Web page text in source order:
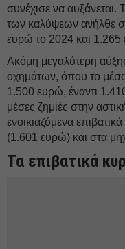
συνέχισε να
των καλύψεων ανήλθε
ευρώ το 2024 και
Ακόμη μεγαλύτερη
οχημάτων, όπου το
1.500 ευρώ, έναντι
μέσες ζημιές στην
ενοικιαζόμενα
(1.601 ευρώ) και στα
Τα επιβατικά